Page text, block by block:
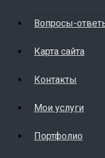
Вопросы-
Карта сайта
Контакты
Мои услуги
Портфолио